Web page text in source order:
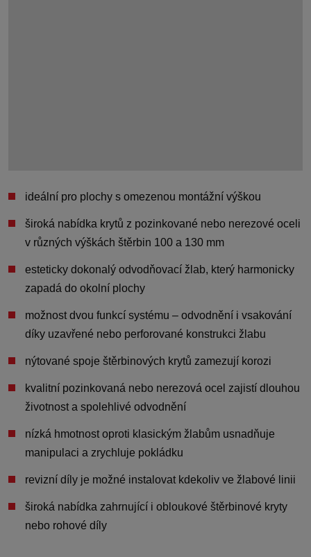
ideální pro plochy s omezenou montážní výškou
široká nabídka krytů z pozinkované nebo nerezové oceli
v různých výškách štěrbin 100 a 130 mm
esteticky dokonalý odvodňovací žlab, který harmonicky
zapadá do okolní plochy
možnost dvou funkcí systému – odvodnění i vsakování
díky uzavřené nebo perforované konstrukci žlabu
nýtované spoje štěrbinových krytů zamezují korozi
kvalitní pozinkovaná nebo nerezová ocel zajistí dlouhou
životnost a spolehlivé odvodnění
nízká hmotnost oproti klasickým žlabům usnadňuje
manipulaci a zrychluje pokládku
revizní díly je možné instalovat kdekoliv ve žlabové linii
široká nabídka zahrnující i obloukové štěrbinové kryty
nebo rohové díly